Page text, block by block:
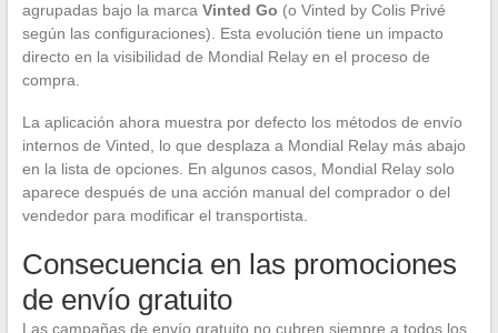
agrupadas bajo la marca Vinted Go (o Vinted by Colis Privé
según las configuraciones). Esta evolución tiene un impacto
directo en la visibilidad de Mondial Relay en el proceso de
compra.
La aplicación ahora muestra por defecto los métodos de envío
internos de Vinted, lo que desplaza a Mondial Relay más abajo
en la lista de opciones. En algunos casos, Mondial Relay solo
aparece después de una acción manual del comprador o del
vendedor para modificar el transportista.
Consecuencia en las promociones
de envío gratuito
Las campañas de envío gratuito no cubren siempre a todos los